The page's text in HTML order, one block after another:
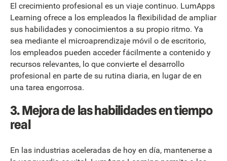
El crecimiento profesional es un viaje continuo. LumApps
Learning ofrece a los empleados la flexibilidad de ampliar
sus habilidades y conocimientos a su propio ritmo. Ya
sea mediante el microaprendizaje móvil o de escritorio,
los empleados pueden acceder fácilmente a contenido y
recursos relevantes, lo que convierte el desarrollo
profesional en parte de su rutina diaria, en lugar de en
una tarea engorrosa.
3.Mejora de las habilidades en tiempo
real
En las industrias aceleradas de hoy en día, mantenerse a